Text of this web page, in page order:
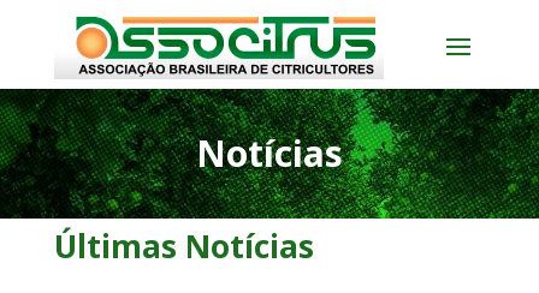
Notícias
Últimas Notícias